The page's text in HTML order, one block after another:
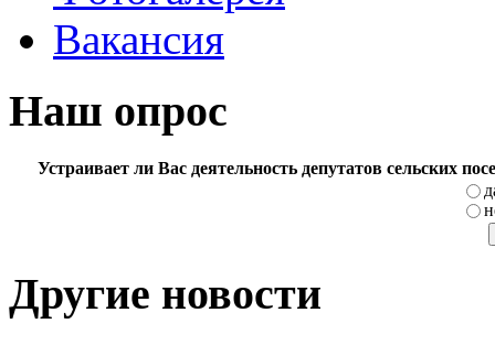
Вакансия
Наш опрос
Устраивает ли Вас деятельность депутатов сельских
Другие новости